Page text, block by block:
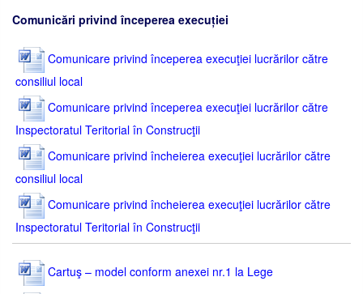
Comunicări privind începerea execuției
Comunicare privind începerea execuţiei lucrărilor către
consiliul local
Comunicare privind începerea execuţiei lucrărilor către
Inspectoratul Teritorial în Construcţii
Comunicare privind încheierea execuţiei lucrărilor către
consiliul local
Comunicare privind încheierea execuţiei lucrărilor către
Inspectoratul Teritorial în Construcţii
Cartuş – model conform anexei nr.1 la Lege